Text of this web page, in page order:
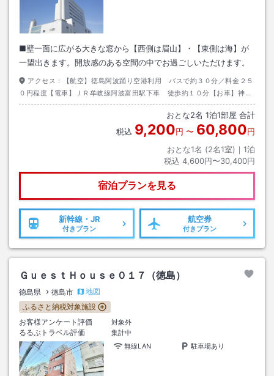
■壁一面に広がる大きな窓から【西側は眉山】・【東側は海】が
一望出きます。開放感のある空間の中でお過ごしいただけます。
アクセス：
【航空】徳島阿波踊り空港利用 バスで約３０分／料金２５
０円程度【電車】ＪＲ牟岐線阿波富田駅下車 徒歩約１０分【お車】神戸
淡路鳴門自動車道鳴門ＩＣより国道１１号線を経由し、徳島県庁より南へ
おとな2名 1泊1部屋 合計
税込 9,200円 〜 60,800円
おとな1名 (2名1室)｜ 1泊
税込 4,600円〜30,400円
宿泊プランを見る
新幹線・JR
付きプラン
航空券
付きプラン
ＧｕｅｓｔＨｏｕｓｅ０１７（徳島）
徳島県 徳島市
地図
ふるさと納税対象施設
お客様アンケート評価
対象外
るるぶトラベル評価
集計中
無線LAN
駐車場あり